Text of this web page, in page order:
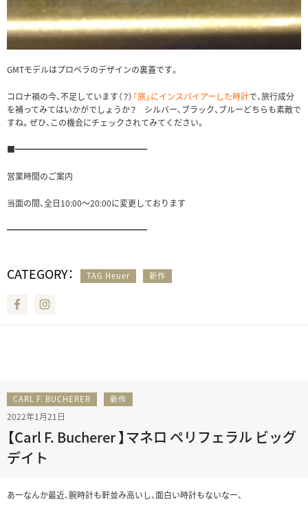
GMTモデルはプロペラのデザインの裏蓋です。
コロナ禍の今、不足しています（？） 「旅」にインスパイアーした時計で、旅行成分
を補ってみてはいかがでしょうか？ シルバー、ブラック、ブルーどちらも素敵で
すね。ぜひ、この機会にチェックされてみてください。
■━━━━━━━━━━━━━━━━
営業時間のご案内
当面の間、全日10:00〜20:00に変更しております
━━━━━━━━━━━━━━━━━
CATEGORY： TAG Heuer 新作
Facebook
CARL F. BUCHERER 新作
2022年1月21日
【Carl F. Bucherer 】マネロ ペリフェラル ビッグ
デイト
あーなんか最近、腕時計も軒並み高いし、面白い時計もないなー、